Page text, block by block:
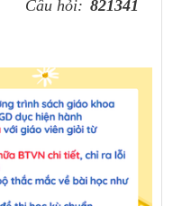
Câu hỏi: 821341